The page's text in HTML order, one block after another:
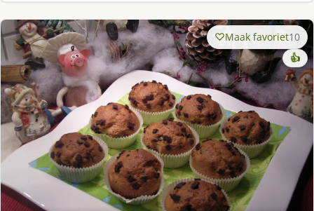
Maak favoriet10
👍